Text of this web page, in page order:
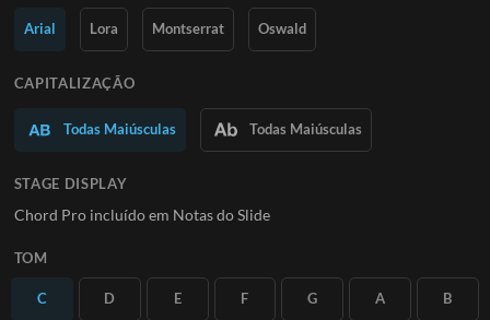
Saiba Mais
Arial Lora Montserrat Oswald
CAPITALIZAÇÃO
Todas Maiúsculas Todas Maiúsculas
STAGE DISPLAY
Chord Pro incluído em Notas do Slide
TOM
C D E F G A B